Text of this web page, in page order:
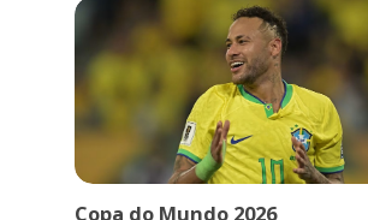
Copa do Mundo 2026